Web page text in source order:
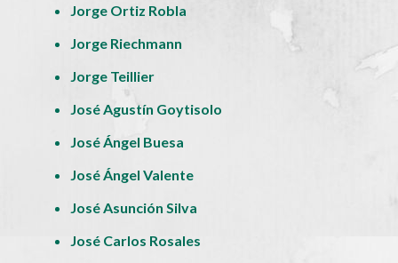
Jorge Ortiz Robla
Jorge Riechmann
Jorge Teillier
José Agustín Goytisolo
José Ángel Buesa
José Ángel Valente
José Asunción Silva
José Carlos Rosales